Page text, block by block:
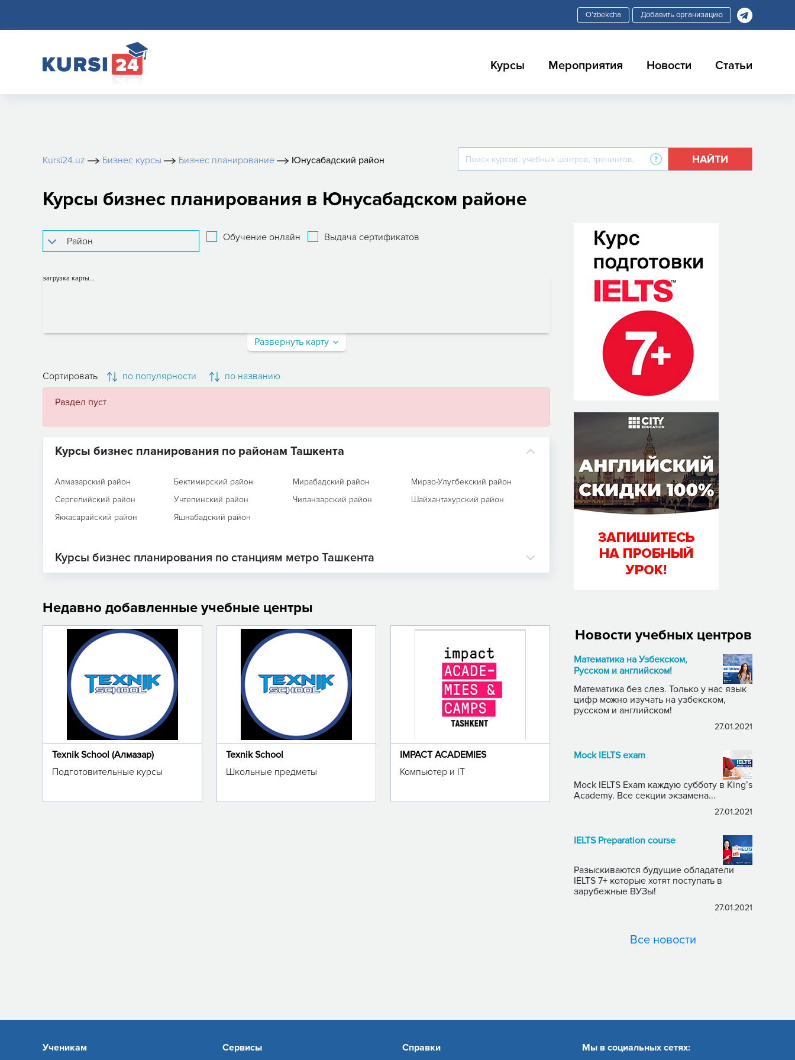
Добавить организацию
Курсы Мероприятия Новости Статьи
Kursi24.uz Бизнес курсы Бизнес планирование Юнусабадский район НАЙТИ
Курсы бизнес планирования в Юнусабадском районе
Обучение онлайн Выдача сертификатов
загрузка карты...
Развернуть карту
Сортировать по популярности по названию
Раздел пуст
Курсы бизнес планирования по районам Ташкента
Алмазарский район Бектимирский район Мирабадский район
Мирзо-Улугбекский район
Сергелийский район
Учтепинский район Чиланзарский район
Шайхантахурский район
Яккасарайский район
Яшнабадский район
Курсы бизнес планирования по станциям метро Ташкента
Недавно добавленные учебные центры
Texnik School (Алмазар)
Подготовительные курсы
Texnik School
Школьные предметы
IMPACT ACADEMIES
Компьютер и IT
Новости учебных центров
Математика на Узбекском,
Русском и английском!
Математика без слез. Только у нас язык
цифр можно изучать на узбекском,
русском и английском!
27.01.2021
Mock IELTS exam
Mock IELTS Exam каждую субботу в King’s
Academy. Все секции экзамена...
27.01.2021
IELTS Preparation course
Разыскиваются будущие обладатели
IELTS 7+ которые хотят поступать в
зарубежные ВУЗы!
27.01.2021
Все новости
Ученикам Сервисы Справки Мы в социальных сетях: